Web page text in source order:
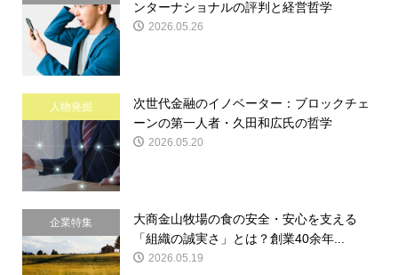
ンターナショナルの評判と経営哲学
2026.05.26
人物発掘
次世代金融のイノベーター：ブロックチェ
ーンの第一人者・久田和広氏の哲学
2026.05.20
企業特集
大商金山牧場の食の安全・安心を支える
「組織の誠実さ」とは？創業40余年...
2026.05.19